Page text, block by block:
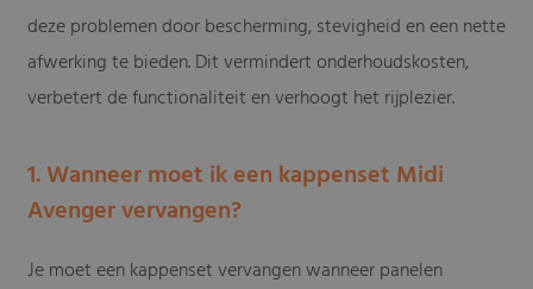
deze problemen door bescherming, stevigheid en een nette
afwerking te bieden. Dit vermindert onderhoudskosten,
verbetert de functionaliteit en verhoogt het rijplezier.
1. Wanneer moet ik een kappenset Midi
Avenger vervangen?
Je moet een kappenset vervangen wanneer panelen